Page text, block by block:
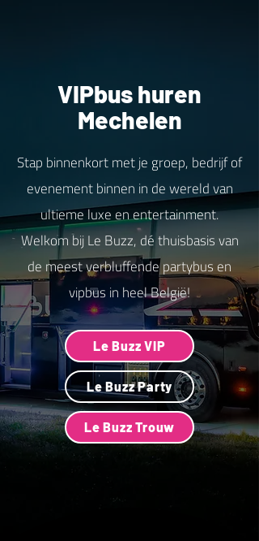
VIPbus huren
Mechelen
Stap binnenkort met je groep, bedrijf of
evenement binnen in de wereld van
ultieme luxe en entertainment.
Welkom bij Le Buzz, dé thuisbasis van
de meest verbluffende partybus en
vipbus in heel België!
Le Buzz VIP
Le Buzz Party
Le Buzz Trouw